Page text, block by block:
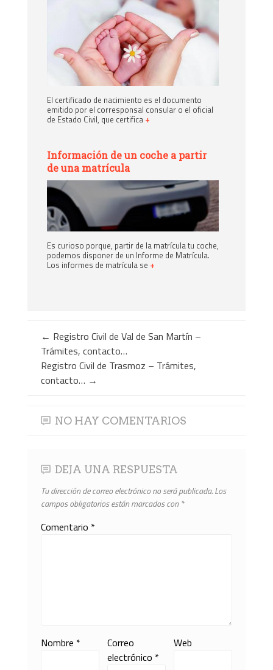
El certificado de nacimiento es el documento
emitido por el corresponsal consular o el oficial
de Estado Civil, que certifica +
Información de un coche a partir
de una matrícula
Es curioso porque, partir de la matrícula tu coche,
podemos disponer de un Informe de Matrícula.
Los informes de matrícula se +
← Registro Civil de Val de San Martín –
Trámites, contacto…
Registro Civil de Trasmoz – Trámites,
contacto… →
NO HAY COMENTARIOS
DEJA UNA RESPUESTA
Tu dirección de correo electrónico no será publicada.Los
campos obligatorios están marcados con *
Comentario *
Nombre *
Correo
electrónico *
Web